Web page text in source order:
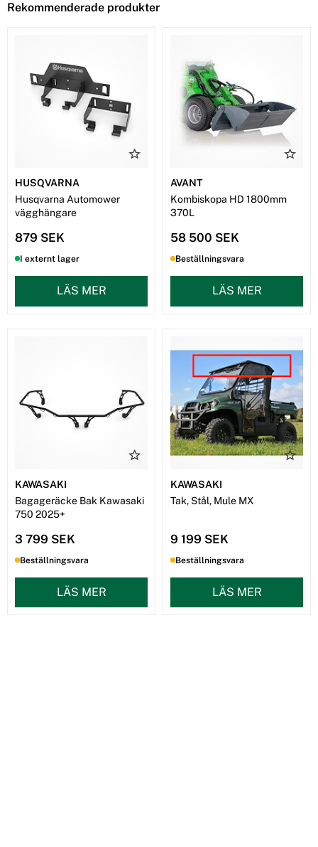
Rekommenderade produkter
HUSQVARNA
Husqvarna Automower
vägghängare
879 SEK
I externt lager
LÄS MER
AVANT
Kombiskopa HD 1800mm
370L
58 500 SEK
Beställningsvara
LÄS MER
KAWASAKI
Bagageräcke Bak Kawasaki
750 2025+
3 799 SEK
Beställningsvara
LÄS MER
KAWASAKI
Tak, Stål, Mule MX
9 199 SEK
Beställningsvara
LÄS MER